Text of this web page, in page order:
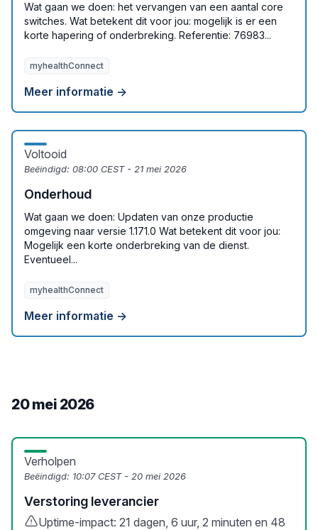
Wat gaan we doen: het vervangen van een aantal core
switches. Wat betekent dit voor jou: mogelijk is er een
korte hapering of onderbreking. Referentie: 76983...
myhealthConnect
Meer informatie →
Voltooid
Beëindigd: 08:00 CEST - 21 mei 2026
Onderhoud
Wat gaan we doen: Updaten van onze productie
omgeving naar versie 1.171.0 Wat betekent dit voor jou:
Mogelijk een korte onderbreking van de dienst.
Eventueel...
myhealthConnect
Meer informatie →
20 mei 2026
Verholpen
Beëindigd: 10:07 CEST - 20 mei 2026
Verstoring leverancier
Uptime-impact: 21 dagen, 6 uur, 2 minuten en 48